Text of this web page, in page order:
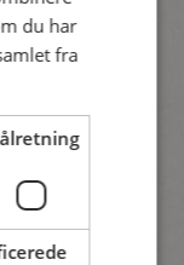
du har
fra